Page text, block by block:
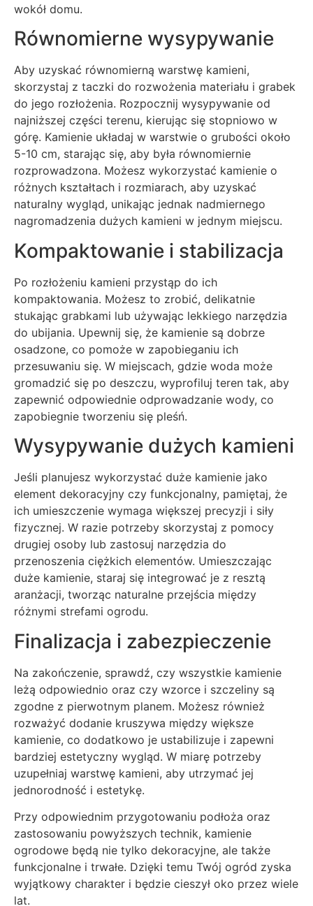
wokół domu.
Równomierne wysypywanie
Aby uzyskać równomierną warstwę kamieni,
skorzystaj z taczki do rozwożenia materiału i grabek
do jego rozłożenia. Rozpocznij wysypywanie od
najniższej części terenu, kierując się stopniowo w
górę. Kamienie układaj w warstwie o grubości około
5-10 cm, starając się, aby była równomiernie
rozprowadzona. Możesz wykorzystać kamienie o
różnych kształtach i rozmiarach, aby uzyskać
naturalny wygląd, unikając jednak nadmiernego
nagromadzenia dużych kamieni w jednym miejscu.
Kompaktowanie i stabilizacja
Po rozłożeniu kamieni przystąp do ich
kompaktowania. Możesz to zrobić, delikatnie
stukając grabkami lub używając lekkiego narzędzia
do ubijania. Upewnij się, że kamienie są dobrze
osadzone, co pomoże w zapobieganiu ich
przesuwaniu się. W miejscach, gdzie woda może
gromadzić się po deszczu, wyprofiluj teren tak, aby
zapewnić odpowiednie odprowadzanie wody, co
zapobiegnie tworzeniu się pleśń.
Wysypywanie dużych kamieni
Jeśli planujesz wykorzystać duże kamienie jako
element dekoracyjny czy funkcjonalny, pamiętaj, że
ich umieszczenie wymaga większej precyzji i siły
fizycznej. W razie potrzeby skorzystaj z pomocy
drugiej osoby lub zastosuj narzędzia do
przenoszenia ciężkich elementów. Umieszczając
duże kamienie, staraj się integrować je z resztą
aranżacji, tworząc naturalne przejścia między
różnymi strefami ogrodu.
Finalizacja i zabezpieczenie
Na zakończenie, sprawdź, czy wszystkie kamienie
leżą odpowiednio oraz czy wzorce i szczeliny są
zgodne z pierwotnym planem. Możesz również
rozważyć dodanie kruszywa między większe
kamienie, co dodatkowo je ustabilizuje i zapewni
bardziej estetyczny wygląd. W miarę potrzeby
uzupełniaj warstwę kamieni, aby utrzymać jej
jednorodność i estetykę.
Przy odpowiednim przygotowaniu podłoża oraz
zastosowaniu powyższych technik, kamienie
ogrodowe będą nie tylko dekoracyjne, ale także
funkcjonalne i trwałe. Dzięki temu Twój ogród zyska
wyjątkowy charakter i będzie cieszył oko przez wiele
lat.